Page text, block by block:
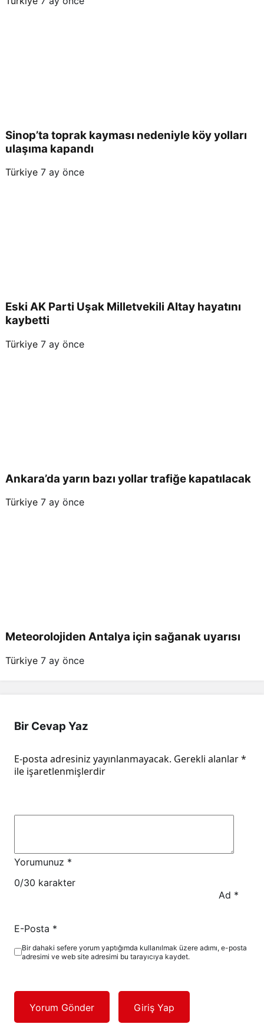
Sinop’ta toprak kayması nedeniyle köy yolları
ulaşıma kapandı
Türkiye 7 ay önce
Eski AK Parti Uşak Milletvekili Altay hayatını
kaybetti
Türkiye 7 ay önce
Ankara’da yarın bazı yollar trafiğe kapatılacak
Türkiye 7 ay önce
Meteorolojiden Antalya için sağanak uyarısı
Türkiye 7 ay önce
Bir Cevap Yaz
E-posta adresiniz yayınlanmayacak. Gerekli alanlar*
ile işaretlenmişlerdir
Yorumunuz *
0/30 karakter
Ad *
E-Posta *
Bir dahaki sefere yorum yaptığımda kullanılmak üzere adımı, e-posta
adresimi ve web site adresimi bu tarayıcıya kaydet.
Yorum Gönder Giriş Yap